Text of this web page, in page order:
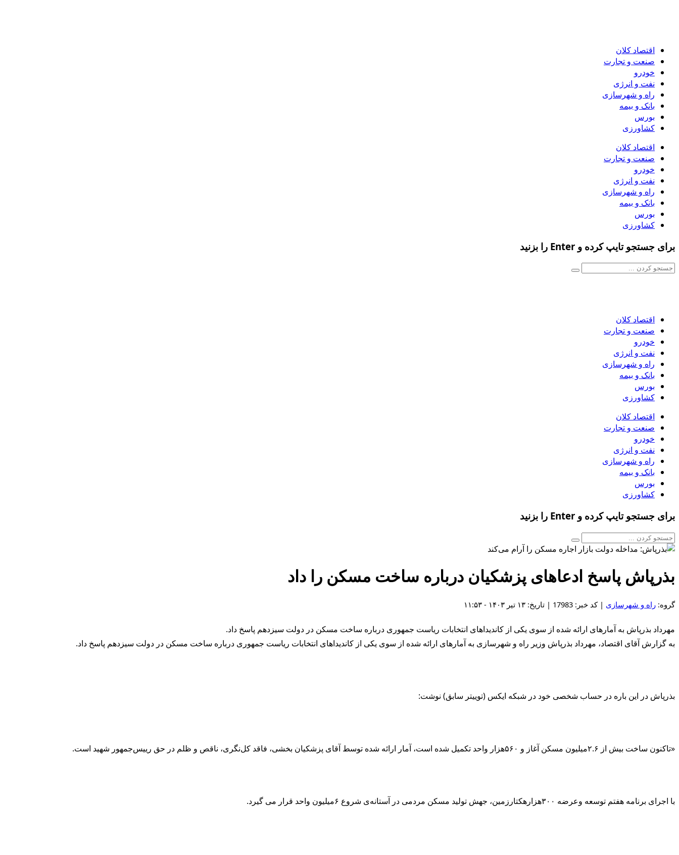
اقتصاد کلان
صنعت و تجارت
خودرو
نفت و انرژی
راه و شهرسازی
بانک و بیمه
بورس
کشاورزی
اقتصاد کلان
صنعت و تجارت
خودرو
نفت و انرژی
راه و شهرسازی
بانک و بیمه
بورس
کشاورزی
برای جستجو تایپ کرده و Enter را بزنید
اقتصاد کلان
صنعت و تجارت
خودرو
نفت و انرژی
راه و شهرسازی
بانک و بیمه
بورس
کشاورزی
اقتصاد کلان
صنعت و تجارت
خودرو
نفت و انرژی
راه و شهرسازی
بانک و بیمه
بورس
کشاورزی
برای جستجو تایپ کرده و Enter را بزنید
بذرپاش پاسخ ادعاهای پزشکیان درباره ساخت مسکن را داد
گروه: راه و شهرسازی | کد خبر: 17983 | تاریخ: ۱۳ تیر ۱۴۰۳ - ۱۱:۵۳
مهرداد بذرپاش به آمارهای ارائه شده از سوی یکی از کاندیداهای انتخابات ریاست جمهوری درباره ساخت مسکن در دولت سیزدهم پاسخ داد.
به گزارش آقای اقتصاد، مهرداد بذرپاش وزیر راه و شهرسازی به آمارهای ارائه شده از سوی یکی از کاندیداهای انتخابات ریاست جمهوری درباره ساخت مسکن در دولت سیزدهم پاسخ داد.
بذرپاش در این باره در حساب شخصی خود در شبکه ایکس (توییتر سابق) نوشت:
«تاکنون ساخت بیش از ۲.۶میلیون مسکن آغاز و ۵۶۰هزار واحد تکمیل شده است، آمار ارائه شده توسط آقای پزشکیان بخشی، فاقد کل‌نگری، ناقص و ظلم در حق رییس‌جمهور شهید است.
با اجرای برنامه هفتم توسعه وعرضه ۳۰۰هزارهکتارزمین، جهش تولید مسکن مردمی در آستانه‌ی شروع ۶میلیون واحد قرار می گیرد.